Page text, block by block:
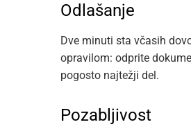
Odlašanje
Dve minuti sta včasih
opravilom: odprite
pogosto najtežji del.
Pozabljivost